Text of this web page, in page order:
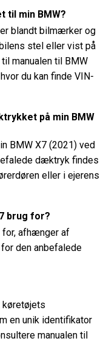
til min BMW?
blandt bilmærker og
stel eller vist på
manualen til BMW
du kan finde VIN-
på min BMW
BMW X7 (2021) ved
dæktryk findes
eller i ejerens
brug for?
for, afhænger af
den anbefalede
køretøjets
en unik identifikator
manualen til